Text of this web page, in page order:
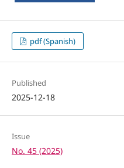
pdf (Spanish)
Published
2025-12-18
Issue
No. 45 (2025)